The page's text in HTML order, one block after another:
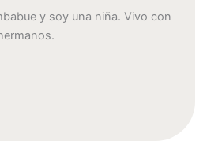
y soy una niña. Vivo con